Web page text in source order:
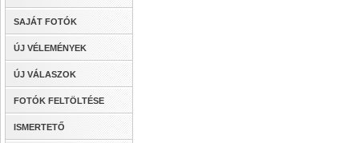
SAJÁT FOTÓK
ÚJ VÉLEMÉNYEK
ÚJ VÁLASZOK
FOTÓK FELTÖLTÉSE
ISMERTETŐ